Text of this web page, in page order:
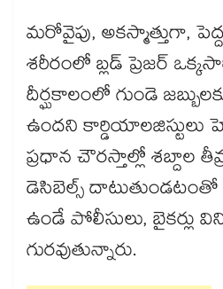
మరోవైపు, అకస్మాత్తుగా,
శరీరంలో బ్లడ్ ప్రెజర్
దీర్ఘకాలంలో గుండె
ఉందని కార్డియాలజిస్టులు
ప్రధాన చౌరస్తాల్లో శబ్దాల
డెసిబెల్స్ దాటుతుండటంతో
ఉండే పోలీసులు, బైకర్లు
గురవుతున్నారు.